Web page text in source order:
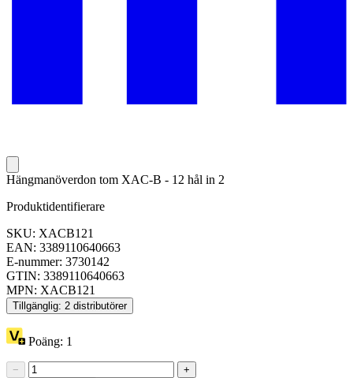
Hängmanöverdon tom XAC-B - 12 hål in 2
Produktidentifierare
SKU: XACB121
EAN: 3389110640663
E-nummer: 3730142
GTIN: 3389110640663
MPN: XACB121
Tillgänglig: 2 distributörer
Poäng: 1
−
+